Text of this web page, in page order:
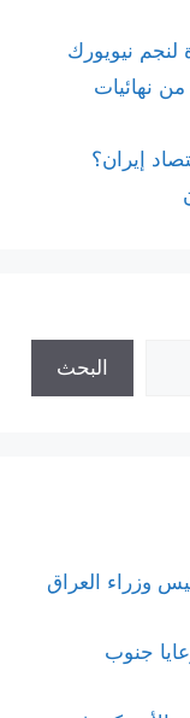
لنجم نيويورك
نهائيات
إيران؟
البحث
وزراء العراق
جنوب